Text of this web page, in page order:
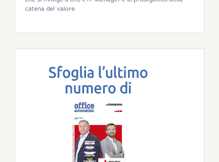
catena del valore